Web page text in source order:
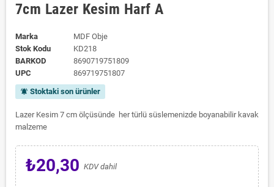
7cm Lazer Kesim Harf A
Marka
MDF Obje
Stok Kodu
KD218
BARKOD
8690719751809
UPC
869719751807
notifications_active Stoktaki son ürünler
Lazer Kesim 7 cm ölçüsünde her türlü süslemenizde boyanabilir kavak
malzeme
₺20,30 KDV dahil